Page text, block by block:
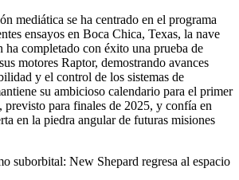
mediática se ha centrado en el programa
ensayos en Boca Chica, Texas, la nave
ha completado con éxito una prueba de
motores Raptor, demostrando avances
y el control de los sistemas de
su ambicioso calendario para el primer
para finales de 2025, y confía en
en la piedra angular de futuras misiones
suborbital: New Shepard regresa al espacio